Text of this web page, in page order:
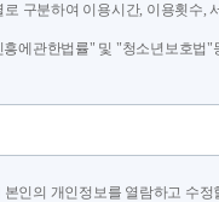
구분하여 이용시간, 이용횟수,
에관한법률" 및 "청소년보호법"
인의 개인정보를 열람하고 수정